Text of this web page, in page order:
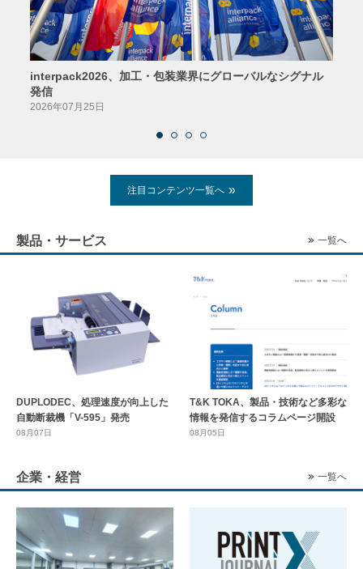
interpack2026、加工・包装業界にグローバルなシグナル
発信
2026年07月25日
注目コンテンツ一覧へ
製品・サービス 一覧へ
DUPLODEC、処理速度が向上した
自動断裁機「V-595」発売
08月07日
T&K TOKA、製品・技術など多彩な
情報を発信するコラムページ開設
08月05日
企業・経営 一覧へ